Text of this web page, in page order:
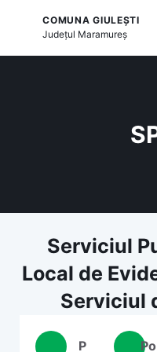
COMUNA GIULEȘTI
Județul Maramureș
Serviciul
Local de
Serviciul
P
Po